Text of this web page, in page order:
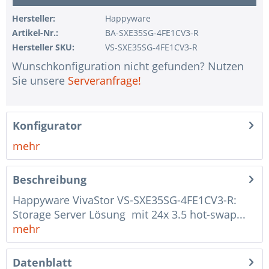
1 Stk.
ohne Eingabegerät
1 Stk.
ohne USV
1 Stk.
ohne Konfiguration IPMI Interface
1 Stk.
ohne RAID-Konfiguration
1 Stk.
Hinweise + Kommentare für die Montage
1 Stk.
Garantiepaket Steel für Happyware-Systeme
Hersteller:
Happyware
Artikel-Nr.:
BA-SXE35SG-4FE1CV3-R
Hersteller SKU:
VS-SXE35SG-4FE1CV3-R
Wunschkonfiguration nicht gefunden? Nutzen
Sie unsere Serveranfrage!
Konfigurator
mehr
Beschreibung
Happyware VivaStor VS-SXE35SG-4FE1CV3-R:
Storage Server Lösung mit 24x 3.5 hot-swap...
mehr
Datenblatt